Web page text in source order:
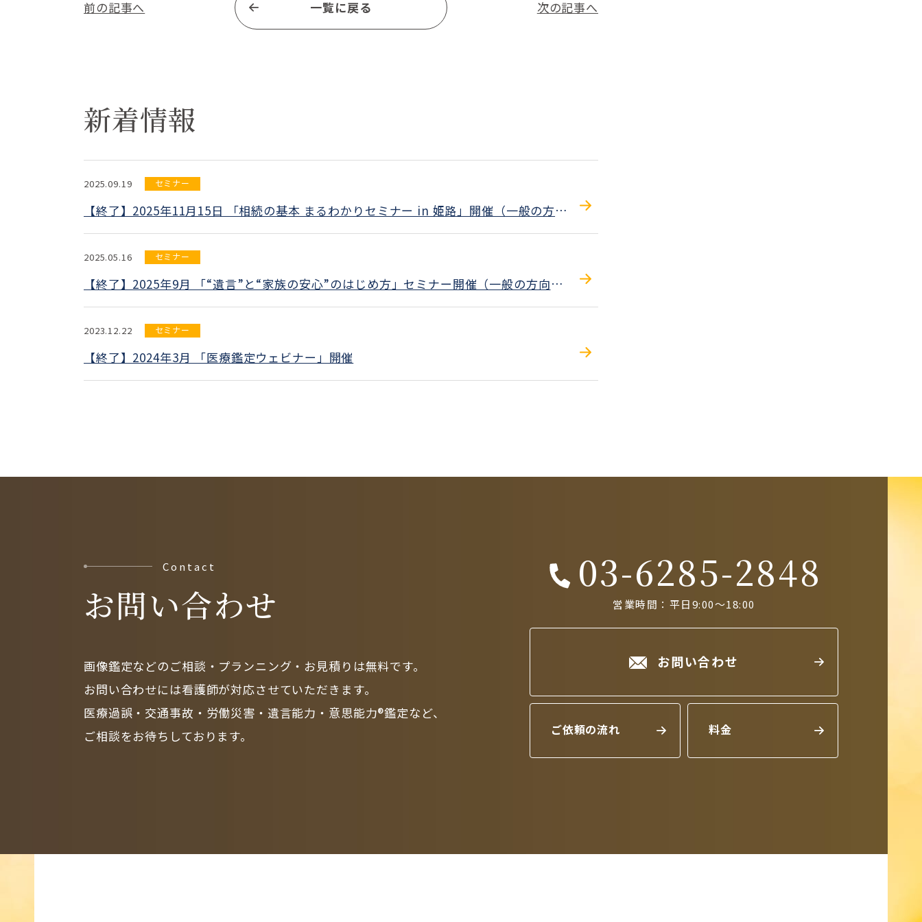
前の記事へ 次の記事へ
一覧に戻る
新着情報
2025.09.19 セミナー
【終了】2025年11月15日 「相続の基本 まるわかりセミナー in 姫路」開催（一般の方向
2025.05.16 セミナー
【終了】2025年9月 「“遺言”と“家族の安心”のはじめ方」セミナー開催（一般の方向
2023.12.22 セミナー
【終了】2024年3月 「医療鑑定ウェビナー」開催
Contact
お問い合わせ
画像鑑定などのご相談・プランニング・お見積りは無料です。
お問い合わせには看護師が対応させていただきます。
医療過誤・交通事故・労働災害・遺言能力・意思能力®鑑定など、
ご相談をお待ちしております。
03-6285-2848
営業時間：平日9:00～18:00
お問い合わせ
ご依頼の流れ 料金